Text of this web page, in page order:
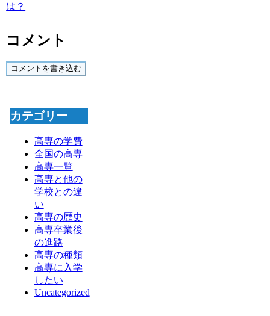
は？
コメント
コメントを書き込む
カテゴリー
高専の学費
全国の高専
高専一覧
高専と他の
学校との違
い
高専の歴史
高専卒業後
の進路
高専の種類
高専に入学
したい
Uncategorized